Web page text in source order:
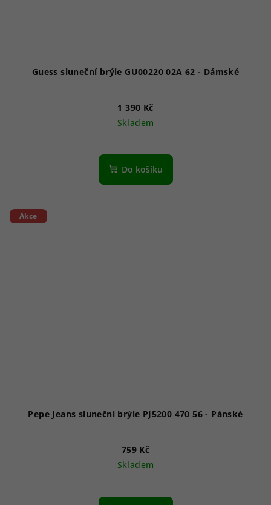
Guess sluneční brýle GU00220 02A 62 - Dámské
1 390 Kč
Skladem
Do košíku
Akce
Pepe Jeans sluneční brýle PJ5200 470 56 - Pánské
759 Kč
Skladem